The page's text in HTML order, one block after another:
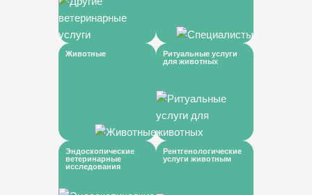
Животные
Ритуальные услуги
для животных
Эндоскопические
ветеринарные
исследования
Рентгенологические
услуги животным